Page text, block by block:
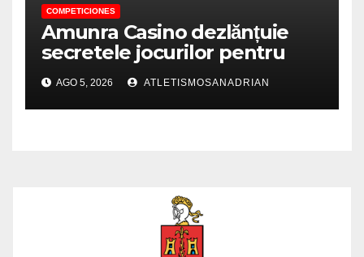
COMPETICIONES
Amunra Casino dezlănțuie
secretele jocurilor pentru
experiențe de neuitat
AGO 5, 2026 ATLETISMOSANADRIAN